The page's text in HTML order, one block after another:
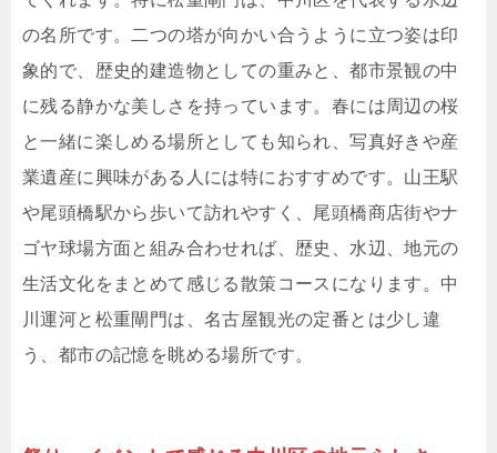
の名所です。二つの塔が向かい合うように立つ姿は印
象的で、歴史的建造物としての重みと、都市景観の中
に残る静かな美しさを持っています。春には周辺の桜
と一緒に楽しめる場所としても知られ、写真好きや産
業遺産に興味がある人には特におすすめです。山王駅
や尾頭橋駅から歩いて訪れやすく、尾頭橋商店街やナ
ゴヤ球場方面と組み合わせれば、歴史、水辺、地元の
生活文化をまとめて感じる散策コースになります。中
川運河と松重閘門は、名古屋観光の定番とは少し違
う、都市の記憶を眺める場所です。